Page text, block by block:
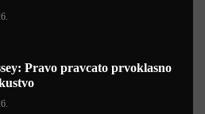
Pravo pravcato prvoklasno